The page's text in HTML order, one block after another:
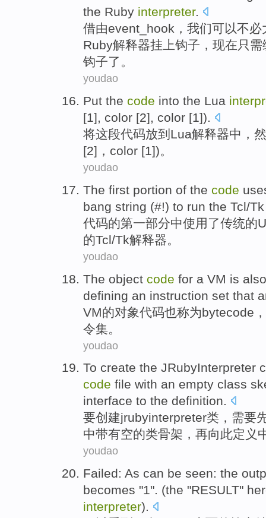
the Ruby interpreter.
借由event_hook，我们可以不必
Ruby解释器挂上钩子 ， 现在只
钩子了 。
youdao
Put the code into the Lua
[1], color [2], color [1]).
将这段代码放到 Lua解释器中 ，
[2]，color [1])。
youdao
The first portion of the code
bang string (#!) to run the Tcl/Tk
代码的第一部分中使用了传统的
的Tcl/Tk解释器。
youdao
The object code for a VM is also
defining an instruction set that
VM的对象代码也称为bytecode ，
令集 。
youdao
To create the JRubyInterpreter
code file with an empty class
interface to the definition.
要创建jrubyinterpreter类 ，需要
中带有空的类骨架 ，再向此定义
youdao
Failed: As can be seen: the
becomes "1". (the "RESULT"
interpreter).